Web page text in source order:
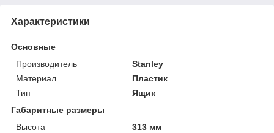
Характеристики
Основные
Производитель
Stanley
Материал
Пластик
Тип
Ящик
Габаритные размеры
Высота
313 мм